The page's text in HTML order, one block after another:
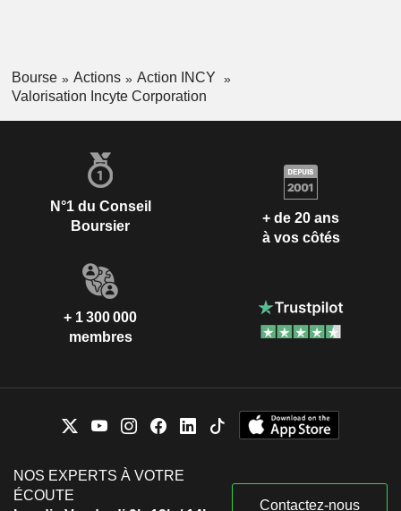
Bourse Actions
Action INCY
Valorisation Incyte Corporation
N°1 du Conseil
Boursier
+ de 20 ans
à vos côtés
+ 1 300 000
membres
NOS EXPERTS À VOTRE
ÉCOUTE
Contactez-nous